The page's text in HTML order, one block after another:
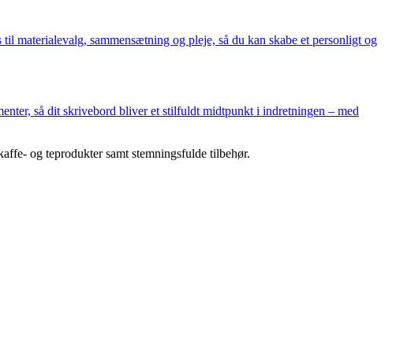
materialevalg, sammensætning og pleje, så du kan skabe et personligt og
så dit skrivebord bliver et stilfuldt midtpunkt i indretningen – med
og teprodukter samt stemningsfulde tilbehør.